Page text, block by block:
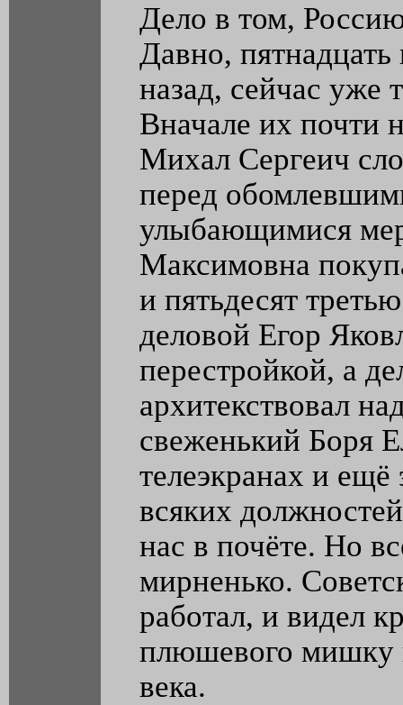
Дело в том,
Давно, пятнадцать
назад, сейчас уже
Вначале их почти
Михал Сергеич
перед
улыбающимися
Максимовна
и пятьдесят
деловой Егор
перестройкой, а
архитекствовал
свеженький Боря
телеэкранах и
всяких
нас в почёте. Но
мирненько.
работал, и видел
плюшевого мишку
века.